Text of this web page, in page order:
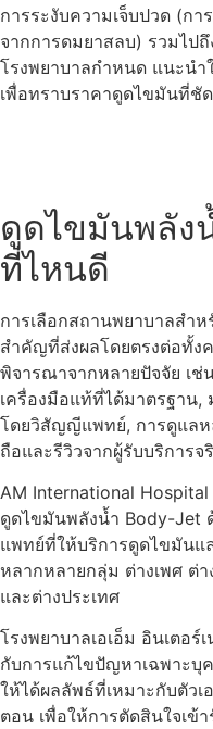
การระงับความเจ็บปวด (กา
จากการดมยาสลบ) รวมไป
โรงพยาบาลกำหนด แนะนำ
เพื่อทราบราคาดูดไขมันที่ชั
ดูดไขมันพลัง
ที่ไหนดี
การเลือกสถานพยาบาลสำ
สำคัญที่ส่งผลโดยตรงต่อทั้ง
พิจารณาจากหลายปัจจัย เ
เครื่องมือแท้ที่ได้มาตรฐาน,
โดยวิสัญญีแพทย์, การดูแลห
ถือและรีวิวจากผู้รับบริการจ
AM International
ดูดไขมันพลังน้ำ Body-Jet
แพทย์ที่ให้บริการดูดไขมันแ
หลากหลายกลุ่ม ต่างเพศ ต่า
และต่างประเทศ
โรงพยาบาลเอเอ็ม อินเตอ
กับการแก้ไขปัญหาเฉพาะบุ
ให้ได้ผลลัพธ์ที่เหมาะกับตัว
ตอน เพื่อให้การตัดสินใจเข้